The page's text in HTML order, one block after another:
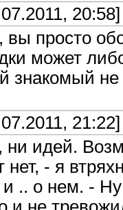
20:58]
просто
может
не
21:22]
идей.
- я
.. о нем. -